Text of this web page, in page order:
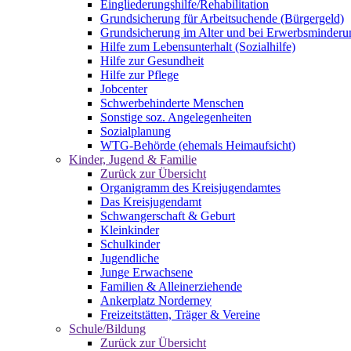
Eingliederungshilfe/Rehabilitation
Grundsicherung für Arbeitsuchende (Bürgergeld)
Grundsicherung im Alter und bei
Hilfe zum Lebensunterhalt (Sozialhilfe)
Hilfe zur Gesundheit
Hilfe zur Pflege
Jobcenter
Schwerbehinderte Menschen
Sonstige soz. Angelegenheiten
Sozialplanung
WTG-Behörde (ehemals Heimaufsicht)
Kinder, Jugend & Familie
Zurück zur Übersicht
Organigramm des Kreisjugendamtes
Das Kreisjugendamt
Schwangerschaft & Geburt
Kleinkinder
Schulkinder
Jugendliche
Junge Erwachsene
Familien & Alleinerziehende
Ankerplatz Norderney
Freizeitstätten, Träger & Vereine
Schule/Bildung
Zurück zur Übersicht